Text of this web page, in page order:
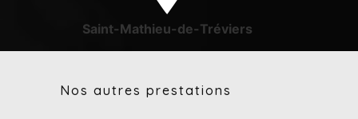
Saint-Mathieu-de-Tréviers
Nos autres prestations